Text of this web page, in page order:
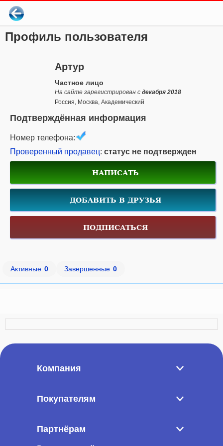
Профиль пользователя
Артур
Частное лицо
На сайте зарегистрирован с декабря 2018
Россия, Москва, Академический
Подтверждённая информация
Номер телефона:
Проверенный продавец: статус не подтвержден
НАПИСАТЬ
ДОБАВИТЬ В ДРУЗЬЯ
ПОДПИСАТЬСЯ
Активные 0 Завершенные 0
Компания
Покупателям
Партнёрам